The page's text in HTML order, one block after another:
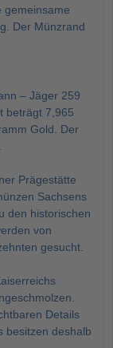
gemeinsame
Der Münzrand
– Jäger 259
beträgt 7,965
Gold. Der
Prägestätte
Sachsens
den historischen
von
gesucht.
Details
besitzen deshalb